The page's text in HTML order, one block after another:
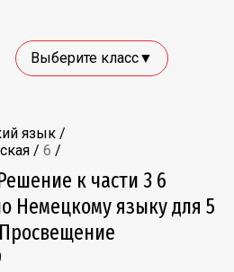
Выберите класс▼
язык /
/ 6 /
к части 3 6
Немецкому языку для 5